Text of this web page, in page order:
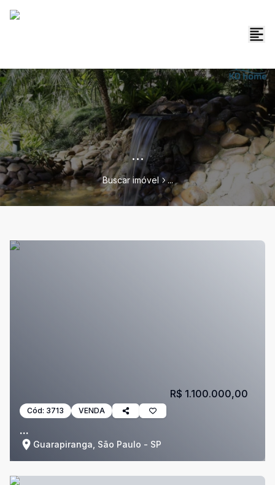
...
Buscar imóvel ...
Cód: 3713 VENDA
...
Guarapiranga, São Paulo - SP
R$ 1.100.000,00